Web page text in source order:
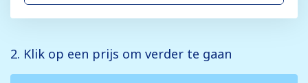
2. Klik op een prijs om verder te gaan